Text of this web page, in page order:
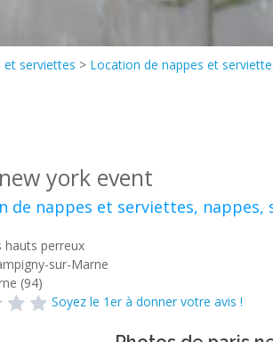
et serviettes > Location de nappes et
york event
de nappes et serviettes, nappes,
hauts perreux
sur-Marne
(94)
Soyez le 1er à donner votre avis !